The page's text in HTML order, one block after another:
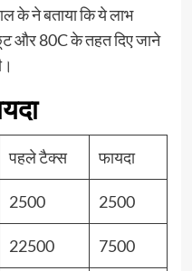
के ने बताया कि ये लाभ
और 80C के तहत दिए जाने
पहले टैक्स फायदा
2500 2500
22500 7500